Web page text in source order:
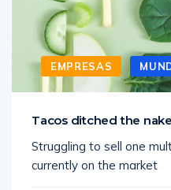
EMPRESAS
Tacos ditched the
Struggling to sell one
currently on the market